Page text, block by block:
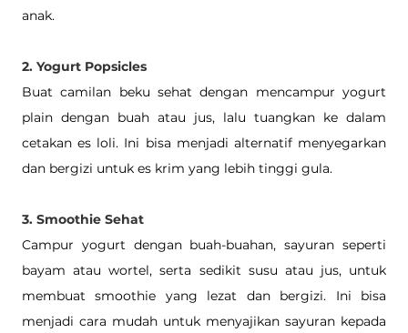
anak.
2. Yogurt Popsicles
Buat camilan beku sehat dengan mencampur yogurt
plain dengan buah atau jus, lalu tuangkan ke dalam
cetakan es loli. Ini bisa menjadi alternatif menyegarkan
dan bergizi untuk es krim yang lebih tinggi gula.
3. Smoothie Sehat
Campur yogurt dengan buah-buahan, sayuran seperti
bayam atau wortel, serta sedikit susu atau jus, untuk
membuat smoothie yang lezat dan bergizi. Ini bisa
menjadi cara mudah untuk menyajikan sayuran kepada